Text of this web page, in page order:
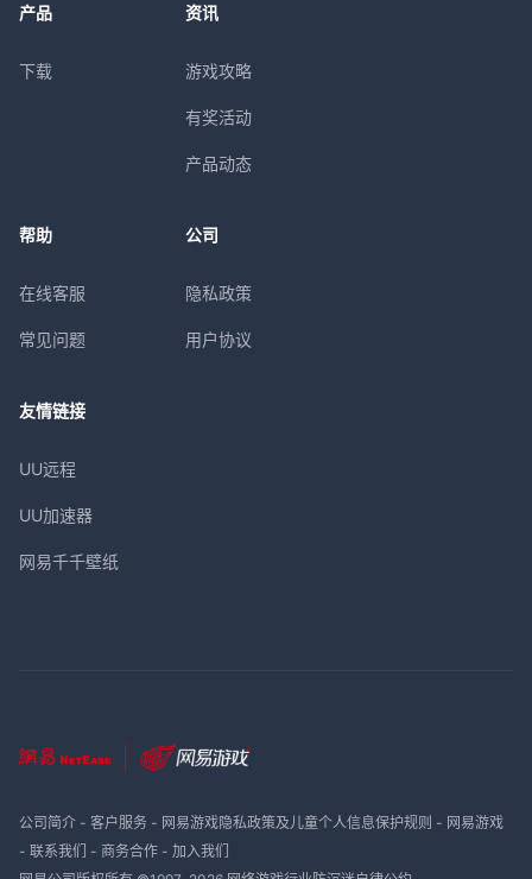
产品
下载
资讯
游戏攻略
有奖活动
产品动态
帮助
在线客服
常见问题
公司
隐私政策
用户协议
友情链接
UU远程
UU加速器
网易千千壁纸
公司简介- 客户服务- 网易游戏隐私政策及儿童个人信息保护规则 - 网易游戏
- 联系我们 - 商务合作- 加入我们